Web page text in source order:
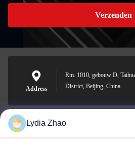
Verzenden
Address
Rm. 1010, gebouw D,
District, Beijing, China
jesingd@vip.sina.com
Lydia Zhao